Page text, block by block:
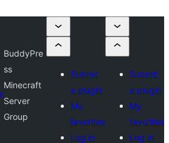
BuddyPre
ss
Minecraft
Server
Group
Submit
a plugin
My
favorites
Log in
Submit
a plugin
My
favorites
Log in